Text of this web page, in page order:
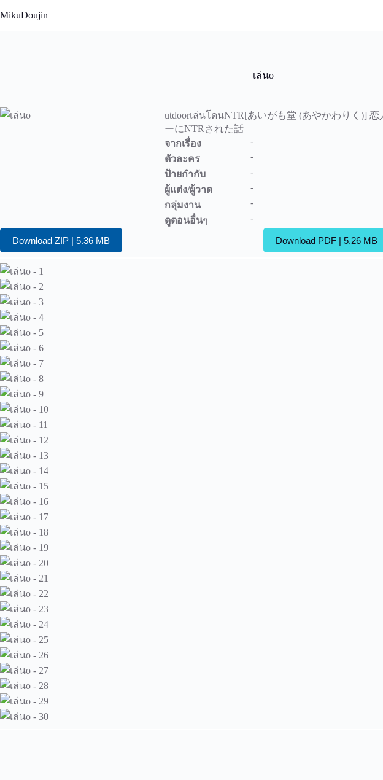
to
MikuDoujin
เล่นo
utdoorเล่นโดนNTR[あいがも堂 (あやかわりく)]
ーにNTRされた話
จากเรื่อง
-
ตัวละคร
-
ป้ายกำกับ
-
ผู้แต่ง/ผู้วาด
-
กลุ่มงาน
-
ดูตอนอื่นๆ -
Download ZIP | 5.36 MB Download PDF | 5.26 MB